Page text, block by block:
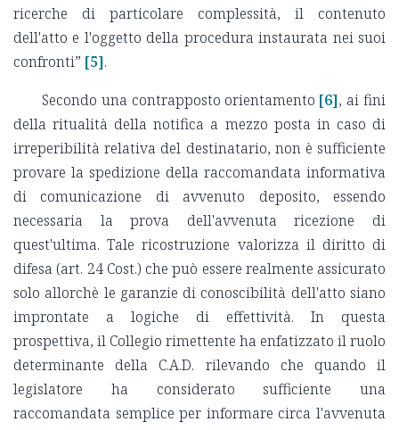
ricerche di particolare complessità, il contenuto
dell'atto e l'oggetto della procedura instaurata nei suoi
confronti” [5].
Secondo una contrapposto orientamento [6], ai fini
della ritualità della notifica a mezzo posta in caso di
irreperibilità relativa del destinatario, non è sufficiente
provare la spedizione della raccomandata informativa
di comunicazione di avvenuto deposito, essendo
necessaria la prova dell'avvenuta ricezione di
quest'ultima. Tale ricostruzione valorizza il diritto di
difesa (art. 24 Cost.) che può essere realmente assicurato
solo allorchè le garanzie di conoscibilità dell'atto siano
improntate a logiche di effettività. In questa
prospettiva, il Collegio rimettente ha enfatizzato il ruolo
determinante della C.A.D. rilevando che quando il
legislatore ha considerato sufficiente una
raccomandata semplice per informare circa l'avvenuta